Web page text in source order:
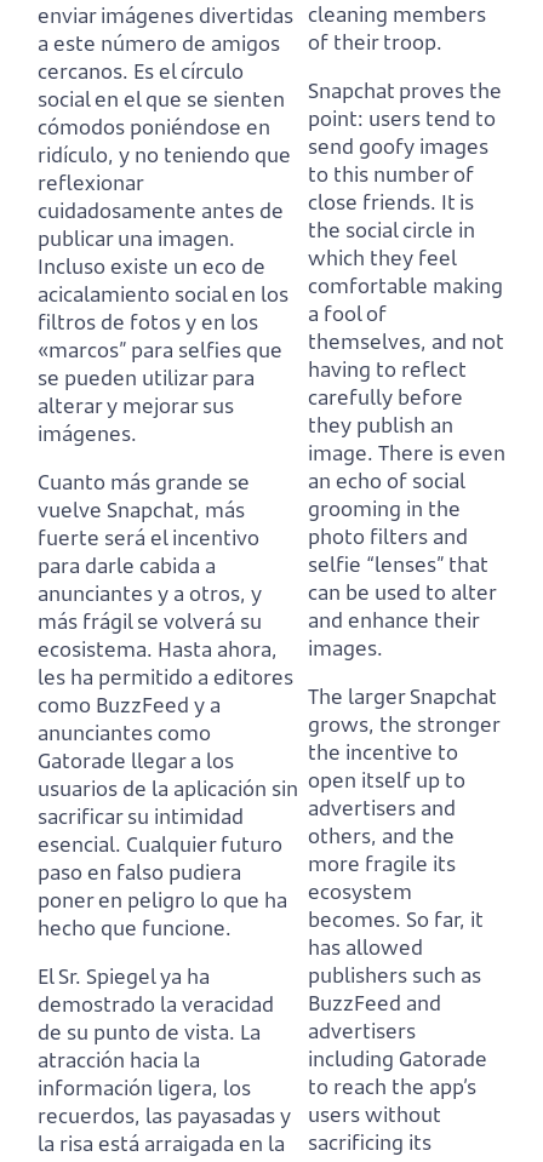
enviar imágenes divertidas
a este número de amigos
cercanos. Es el círculo
social en el que se sienten
cómodos poniéndose en
ridículo, y no teniendo que
reflexionar
cuidadosamente antes de
publicar una imagen.
Incluso existe un eco de
acicalamiento social en los
filtros de fotosy en los
«marcos” para selfies que
se pueden utilizar para
alterar y mejorar sus
imágenes.
Cuanto más grande se
vuelve Snapchat, más
fuerte será el incentivo
para darle cabida a
anunciantes y a otros, y
más frágil se volverá su
ecosistema. Hasta ahora,
les ha permitido a editores
como BuzzFeed y a
anunciantes como
Gatorade llegar a los
usuarios de la aplicación sin
sacrificar su intimidad
esencial. Cualquier futuro
paso en falso pudiera
poner en peligro lo que ha
hecho que funcione.
El Sr. Spiegel ya ha
demostrado la veracidad
de su punto de vista. La
atracción hacia la
información ligera, los
recuerdos, las payasadas y
la risa está arraigada en la
cleaning members
of their troop.
Snapchat proves the
point: users tend to
send goofy images
to this number of
close friends. It is
the social circle in
which they feel
comfortable making
a fool of
themselves, and not
having to reflect
carefully before
they publish an
image. There is even
an echo of social
grooming in the
photo filters and
selfie “lenses” that
can be used to alter
and enhance their
images.
The larger Snapchat
grows, the stronger
the incentive to
open itself up to
advertisers and
others, and the
more fragile its
ecosystem
becomes. So far, it
has allowed
publishers such as
BuzzFeed and
advertisers
including Gatorade
to reach the app’s
users without
sacrificing its